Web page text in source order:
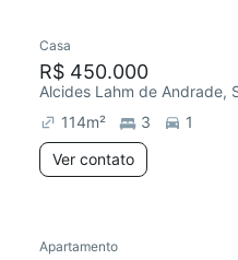
Chegou este mês
Casa
R$ 450.000
Alcides Lahm de Andrade,
114m² 3
1
Ver contato
Chegou este mês
Apartamento